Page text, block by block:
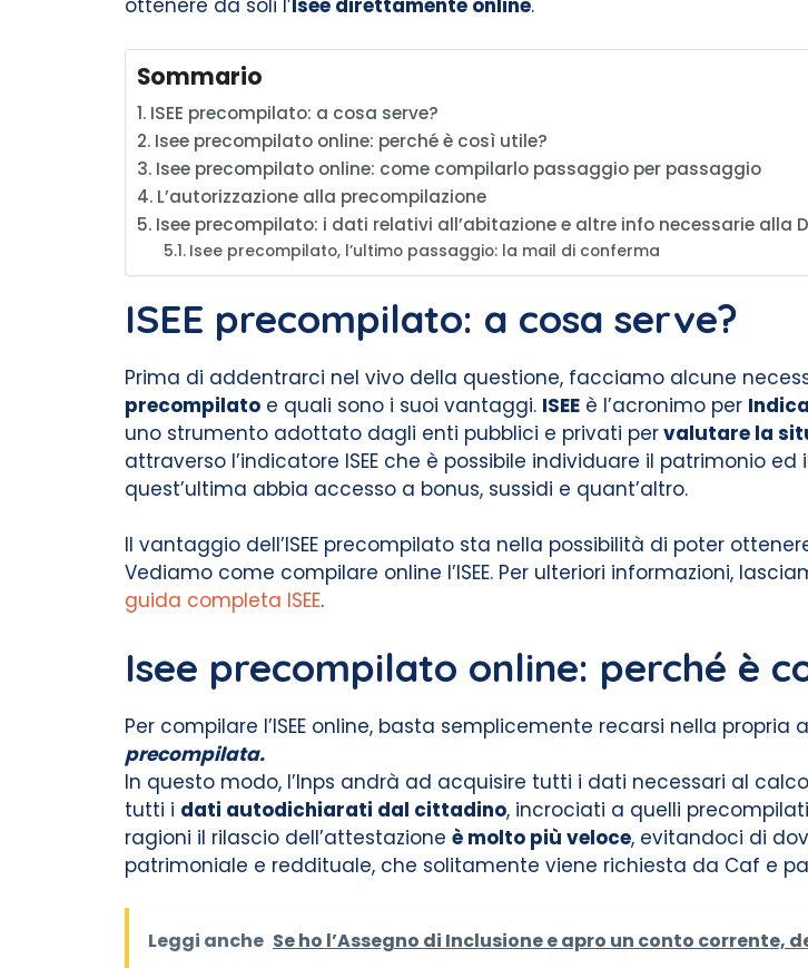
ottenere da soli l’Isee direttamente online.
Sommario
ISEE precompilato: a cosa serve?
Isee precompilato online: perché è così utile?
Isee precompilato online: come compilarlo passaggio per passaggio
L’autorizzazione alla precompilazione
Isee precompilato: i dati relativi all’abitazione e altre info necessarie alla
Isee precompilato, l’ultimo passaggio: la mail di conferma
ISEE precompilato: a cosa serve?
Prima di addentrarci nel vivo della questione, facciamo alcune
precompilato e quali sono i suoi vantaggi. ISEE è l’acronimo per
uno strumento adottato dagli enti pubblici e privati pervalutare la
attraverso l’indicatore ISEE che è possibile individuare il patrimonio
quest’ultima abbia accesso a bonus, sussidi e quant’altro.
Il vantaggio dell’ISEE precompilato sta nella possibilità di poter
Vediamo come compilare online l’ISEE. Per ulteriori informazioni,
guida completa ISEE.
Isee precompilato online: perché è
Per compilare l’ISEE online, basta semplicemente recarsi nella propria
precompilata.
In questo modo, l’Inps andrà ad acquisire tutti i dati necessari al
tutti i dati autodichiarati dal cittadino, incrociati a quelli
ragioni il rilascio dell’attestazione è molto più veloce, evitandoci di
patrimoniale e reddituale, che solitamente viene richiesta da Caf e
Leggi anche Se ho l’Assegno di Inclusione e apro un conto corrente,